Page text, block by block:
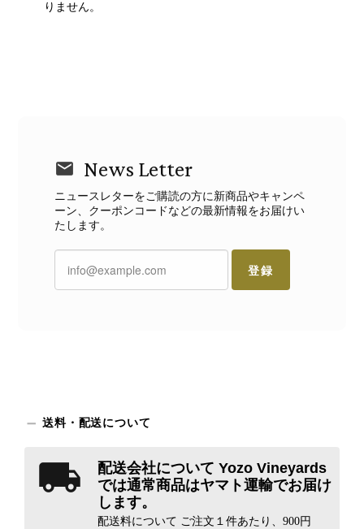
りません。
News Letter
ニュースレターをご購読の方に新商品やキャンペ
ーン、クーポンコードなどの最新情報をお届けい
たします。
登録
送料・配送について
配送会社について Yozo Vineyards
では通常商品はヤマト運輸でお届け
します。
配送料について ご注文１件あたり、900円